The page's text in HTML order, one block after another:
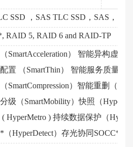
SSD ，SAS TLC SSD，SAS，
RAID 5, RAID 6 and RAID-TP （容
SmartAcceleration） 智能异构虚拟
置 （SmartThin） 智能服务质量控
SmartCompression） 智能重删（
级（SmartMobility）快照（
HyperMetro ) 持续数据保护（
（HyperDetect）存光协同SOCC*(